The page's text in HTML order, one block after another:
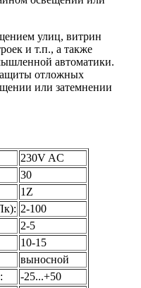
улиц, витрин
и т.п., а также
автоматики.
отложных
или затемнении
230V AC
30
1Z
2-100
2-5
10-15
выносной
-25...+50